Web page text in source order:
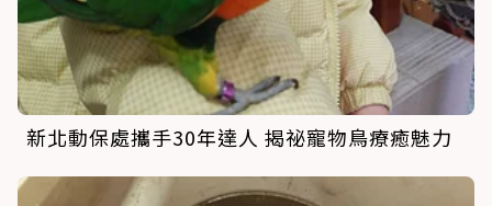
新北動保處攜手30年達人 揭祕寵物鳥療癒魅力